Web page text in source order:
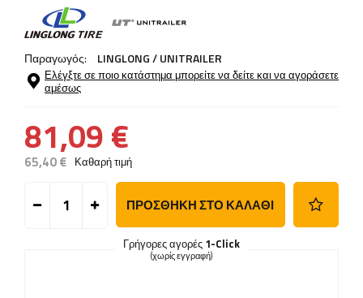
Παραγωγός: LINGLONG / UNITRAILER
Ελέγξτε σε ποιο κατάστημα μπορείτε να δείτε και να αγοράσετε
αμέσως
81,09 €
65,40 € Καθαρή τιμή
ΠΡΟΣΘΉΚΗ ΣΤΟ ΚΑΛΆΘΙ
Γρήγορες αγορές 1-Click
(χωρίς εγγραφή)